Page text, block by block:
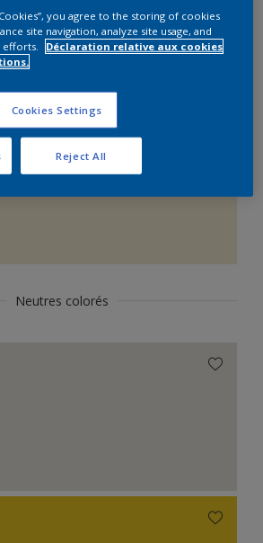
d'Harmonies
Neutres colorés
you agree to the storing of cookies
site navigation, analyze site usage, and
Déclaration relative aux cookies
Cookies Settings
Reject All